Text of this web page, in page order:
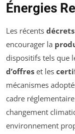
Énergies
Les récents décrets
encourager la
dispositifs tels que
d’offres et les
mécanismes
cadre
changement
environnement